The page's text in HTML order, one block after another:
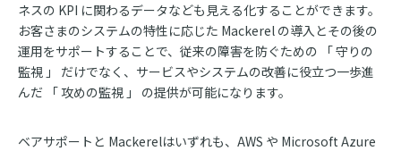
ネスの KPI に関わるデータなども見える化することができます。
お客さまのシステムの特性に応じた Mackerel の導入とその後の
運用をサポートすることで、従来の障害を防ぐための 「 守りの
監視 」 だけでなく、サービスやシステムの改善に役立つ一歩進
んだ 「 攻めの監視 」 の提供が可能になります。
ベアサポートと Mackerelはいずれも、AWS や Microsoft Azure